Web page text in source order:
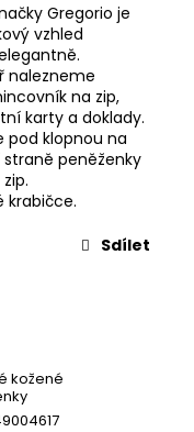
Gregorio je
vzhled
nalezneme
na zip,
karty a doklady.
pod klopnou na
peněženky
krabičce.
Sdílet
kožené